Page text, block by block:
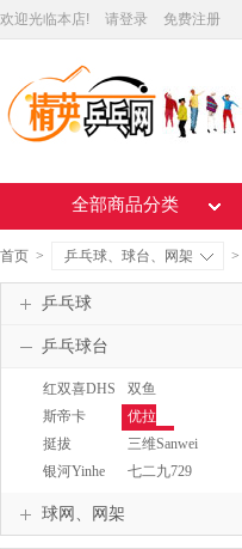
欢迎光临本店! 请登录 免费注册
全部商品分类
首页 > 乒乓球、球台、网架 >
乒乓球
乒乓球台
红双喜DHS
双鱼
DOUBLEFISH
斯帝卡
STIGA
优拉
JOOLA
挺拔
TIBHAR
三维Sanwei
银河Yinhe
七二九729
球网、网架